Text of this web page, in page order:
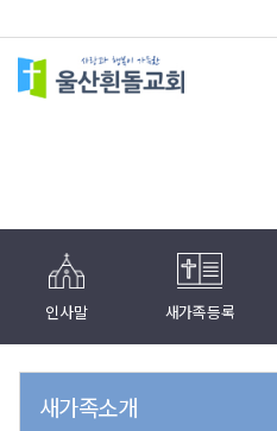
인사말 새가족등록
새가족소개